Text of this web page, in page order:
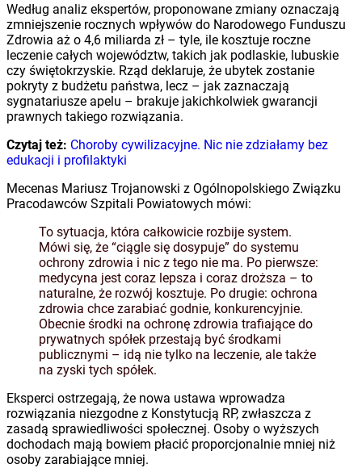
Według analiz ekspertów, proponowane zmiany oznaczają
zmniejszenie rocznych wpływów do Narodowego Funduszu
Zdrowia aż o 4,6 miliarda zł – tyle, ile kosztuje roczne
leczenie całych województw, takich jak podlaskie, lubuskie
czy świętokrzyskie. Rząd deklaruje, że ubytek zostanie
pokryty z budżetu państwa, lecz – jak zaznaczają
sygnatariusze apelu – brakuje jakichkolwiek gwarancji
prawnych takiego rozwiązania.
Czytaj też: Choroby cywilizacyjne. Nic nie zdziałamy bez
edukacji i profilaktyki
Mecenas Mariusz Trojanowski z Ogólnopolskiego Związku
Pracodawców Szpitali Powiatowych mówi:
To sytuacja, która całkowicie rozbije system.
Mówi się, że “ciągle się dosypuje” do systemu
ochrony zdrowia i nic z tego nie ma. Po pierwsze:
medycyna jest coraz lepsza i coraz droższa – to
naturalne, że rozwój kosztuje. Po drugie: ochrona
zdrowia chce zarabiać godnie, konkurencyjnie.
Obecnie środki na ochronę zdrowia trafiające do
prywatnych spółek przestają być środkami
publicznymi – idą nie tylko na leczenie, ale także
na zyski tych spółek.
Eksperci ostrzegają, że nowa ustawa wprowadza
rozwiązania niezgodne z Konstytucją RP, zwłaszcza z
zasadą sprawiedliwości społecznej. Osoby o wyższych
dochodach mają bowiem płacić proporcjonalnie mniej niż
osoby zarabiające mniej.